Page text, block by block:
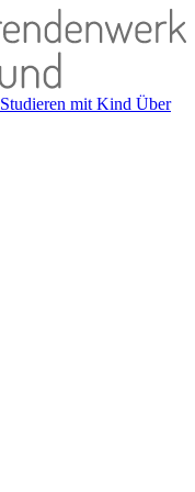
Studieren mit Kind Über